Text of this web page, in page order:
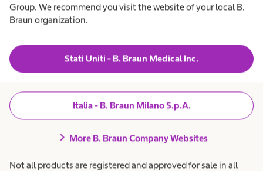
Group. We recommend you visit the website of your local B.
Braun organization.
Stati Uniti - B. Braun Medical Inc.
Italia - B. Braun Milano S.p.A.
chevron_right More B. Braun Company Websites
Not all products are registered and approved for sale in all